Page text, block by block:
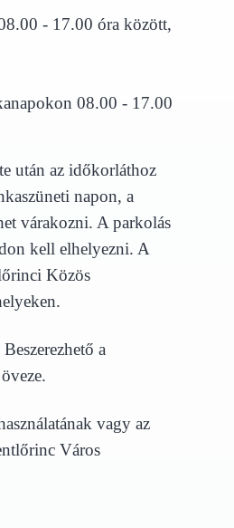
- 17.00 óra között,
08.00 - 17.00
után az időkorláthoz
napon, a
várakozni. A parkolás
kell elhelyezni. A
Közös
a
vagy az
Város